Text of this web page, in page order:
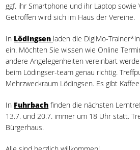
ggf. ihr Smartphone und ihr Laptop sowie
Getroffen wird sich im Haus der Vereine.
In Lödingsen laden die DigiMo-
ein. Möchten Sie wissen wie Online
andere Angelegenheiten vereinbart
beim Lödingser-team genau richtig.
Mehrzweckraum Lödingsen. Es gibt
In Fuhrbach finden die nächsten
13.7. und 20.7. immer um 18 Uhr statt.
Bürgerhaus.